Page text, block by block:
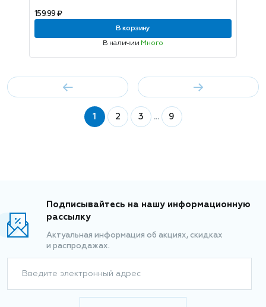
159.99 ₽
В корзину
В наличии Много
1 2 3 ... 9
Подписывайтесь на нашу информационную
рассылку
Актуальная информация об акциях, скидках
и распродажах.
Введите электронный адрес